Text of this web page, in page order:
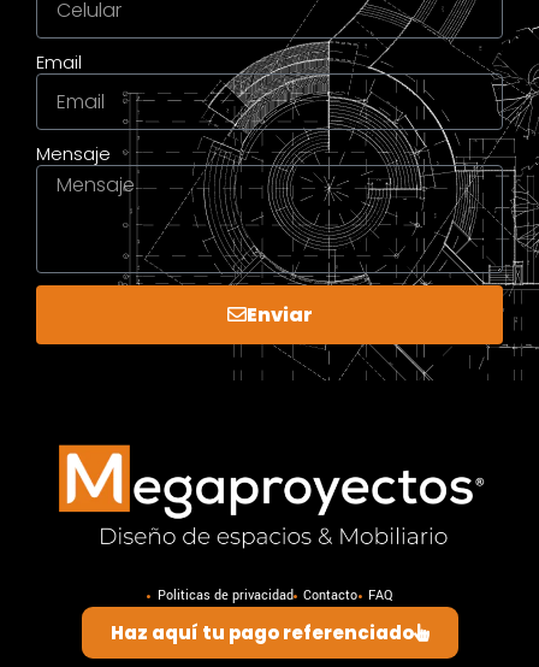
Email
Mensaje
Enviar
Politicas de privacidad Contacto FAQ
Haz aquí tu pago referenciado